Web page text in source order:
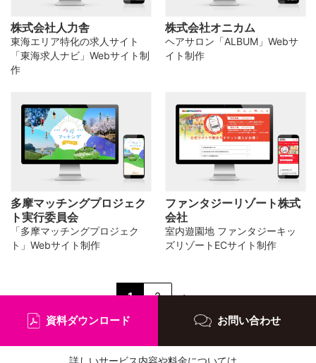
株式会社人力舎
東海エリア特化の求人サイト
「東海求人ナビ」Webサイト制
作
株式会社オニカム
ヘアサロン「ALBUM」Webサ
イト制作
多摩マッチングプロジェク
ト実行委員会
「多摩マッチングプロジェク
ト」Webサイト制作
ファンタジーリゾート株式
会社
室内遊園地 ファンタジーキッ
ズリゾートECサイト制作
1 2 >
詳しいサービス内容や料金については、
資料ダウンロード お問い合わせ